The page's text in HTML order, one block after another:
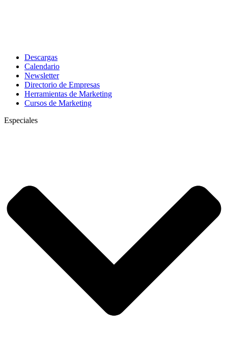
Descargas
Calendario
Newsletter
Directorio de Empresas
Herramientas de Marketing
Cursos de Marketing
Especiales